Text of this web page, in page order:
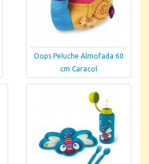
Oops Peluche Almofada 60
cm Caracol